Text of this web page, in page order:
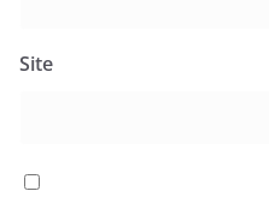
Site